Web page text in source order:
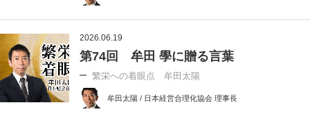
2026.06.19
第74回 牟田 學に贈る言葉
繁栄への着眼点 牟田太陽
牟田太陽 / 日本経営合理化協会 理事長